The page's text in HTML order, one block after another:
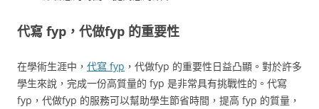
代寫 fyp，代做fyp 的重要性
在學術生涯中， 代寫 fyp ，代做fyp 的重要性日益凸顯。對於許多
學生來說，完成一份高質量的 fyp 是非常具有挑戰性的。代寫
fyp，代做fyp 的服務可以幫助學生節省時間，提高 fyp 的質量，